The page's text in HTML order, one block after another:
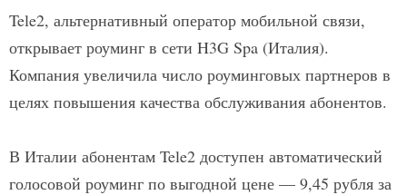
Tele2, альтернативный оператор мобильной связи,
открывает роуминг в сети H3G Spa (Италия).
Компания увеличила число роуминговых партнеров в
целях повышения качества обслуживания абонентов.
В Италии абонентам Tele2 доступен автоматический
голосовой роуминг по выгодной цене — 9,45 рубля за